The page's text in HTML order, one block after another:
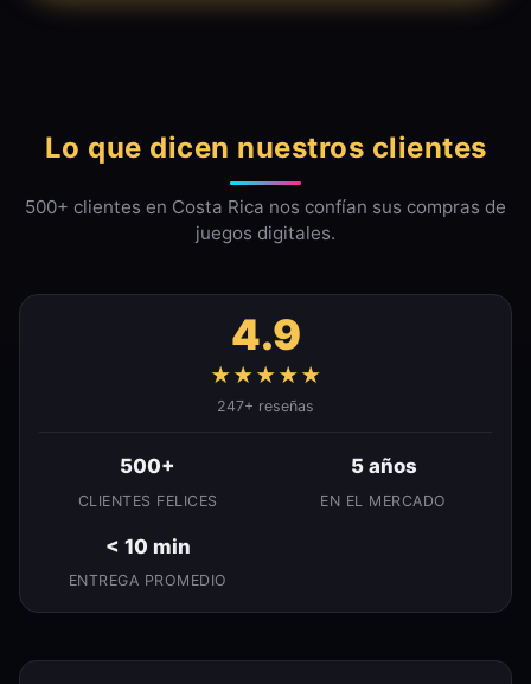
Lo que dicen nuestros clientes
500+ clientes en Costa Rica nos confían sus compras de
juegos digitales.
4.9
★★★★★
247+ reseñas
500+
CLIENTES FELICES
5 años
EN EL MERCADO
< 10 min
ENTREGA PROMEDIO